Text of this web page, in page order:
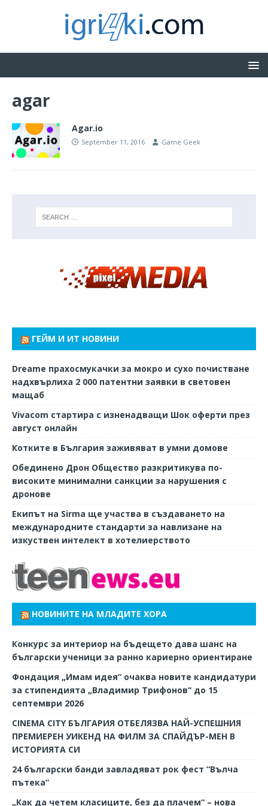
agar
Agar.io
September 11, 2016 Game Geek
ГЕЙМ И ИТ НОВИНИ
Dreame прахосмукачки за мокро и сухо почистване
надхвърлиха 2 000 патентни заявки в световен
мащаб
Vivacom стартира с изненадващи Шок оферти през
август онлайн
Котките в България заживяват в умни домове
Обединено Дрон Общество разкритикува по-
високите минимални санкции за нарушения с
дронове
Екипът на Sirma ще участва в създаването на
международните стандарти за навлизане на
изкуствен интелект в хотелиерството
НОВИНИТЕ НА МЛАДИТЕ ХОРА
Конкурс за интериор на бъдещето дава шанс на
български ученици за ранно кариерно ориентиране
Фондация „Имам идея“ очаква новите кандидатури
за стипендията „Владимир Трифонов“ до 15
септември 2026
CINEMA CITY БЪЛГАРИЯ ОТБЕЛЯЗВА НАЙ-УСПЕШНИЯ
ПРЕМИЕРЕН УИКЕНД НА ФИЛМ ЗА СПАЙДЪР-МЕН В
ИСТОРИЯТА СИ
24 български банди завладяват рок фест “Вълча
пътека”
„Как да четем класиците, без да плачем“ – нова